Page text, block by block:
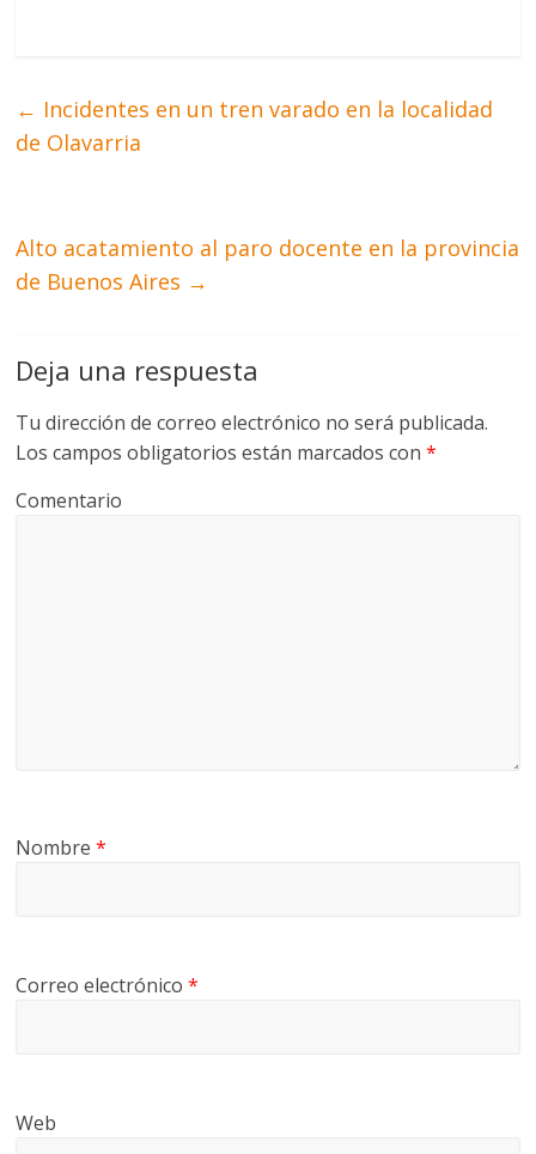
← Incidentes en un tren varado en la localidad
de Olavarria
Alto acatamiento al paro docente en la provincia
de Buenos Aires →
Deja una respuesta
Tu dirección de correo electrónico no será publicada.
Los campos obligatorios están marcados con*
Comentario
Nombre*
Correo electrónico*
Web